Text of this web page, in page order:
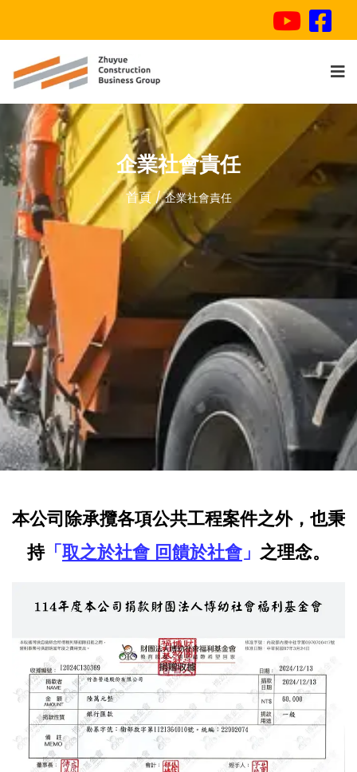
企業社會責任
首頁 企業社會責任
本公司除承攬各項公共工程案件之外，也秉
持「 取之於社會 回饋於社會」 之理念。